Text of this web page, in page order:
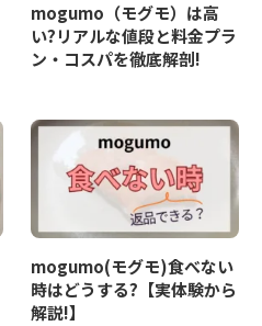
mogumo（モグモ）は高
い?リアルな値段と料金プラ
ン・コスパを徹底解剖!
mogumo(モグモ)食べない
時はどうする?【実体験から
解説!】